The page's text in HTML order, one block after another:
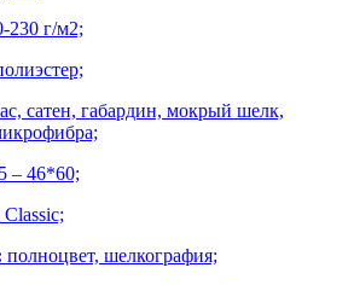
230 г/м2;
сатен, габардин, мокрый шелк,
– 46*60;
полноцвет, шелкография;